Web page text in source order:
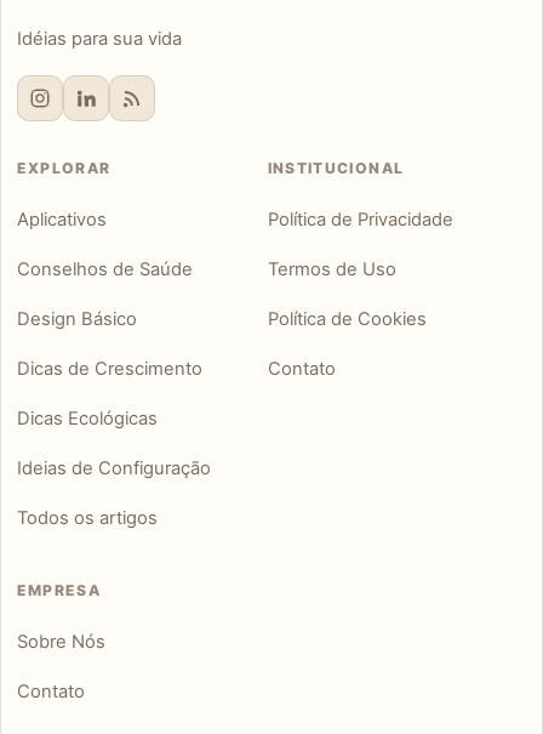
Idéias para sua vida
EXPLORAR
Aplicativos
Conselhos de Saúde
Design Básico
Dicas de Crescimento
Dicas Ecológicas
Ideias de Configuração
Todos os artigos
INSTITUCIONAL
Política de Privacidade
Termos de Uso
Política de Cookies
Contato
EMPRESA
Sobre Nós
Contato